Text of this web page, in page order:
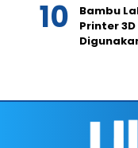
Bambu
Printer